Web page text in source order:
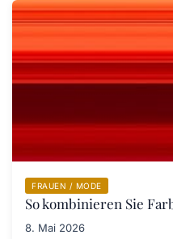
FRAUEN / MODE
So kombinieren Sie
8. Mai 2026